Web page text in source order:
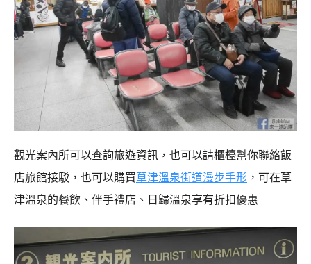
觀光案內所可以查詢旅遊資訊，也可以請櫃檯幫你聯絡飯
店旅館接駁，也可以購買草津溫泉街道漫步手形 ，可在草
津溫泉的餐飲、伴手禮店、日歸溫泉享有折扣優惠